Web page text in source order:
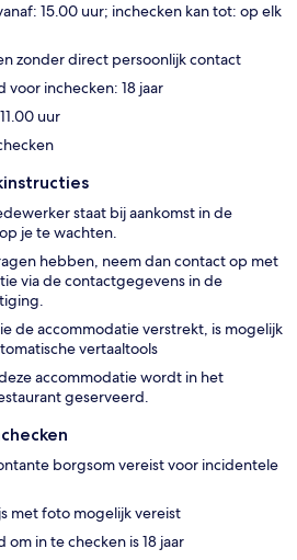
15.00 uur; inchecken kan tot: op elk
zonder direct persoonlijk contact
inchecken: 18 jaar
uur
staat bij aankomst in de
je te wachten.
hebben, neem dan contact op met
via de contactgegevens in de
de accommodatie verstrekt, is mogelijk
vertaaltools
accommodatie wordt in het
geserveerd.
borgsom vereist voor incidentele
met foto mogelijk vereist
in te checken is 18 jaar